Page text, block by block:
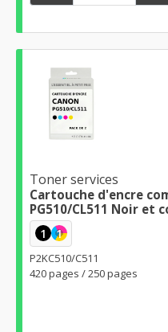
Toner services
Cartouche d'encre
PG510/CL511 Noir et
1 1
P2KC510/C511
420 pages / 250 pages